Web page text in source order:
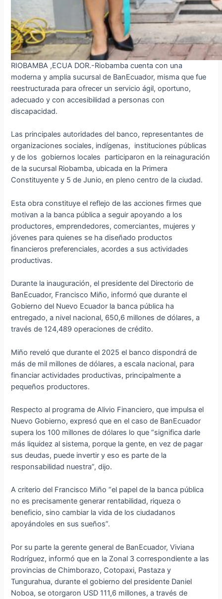
RIOBAMBA ,ECUA DOR.-Riobamba cuenta con una
moderna y amplia sucursal de BanEcuador, misma que fue
reestructurada para ofrecer un servicio ágil, oportuno,
adecuado y con accesibilidad a personas con
discapacidad.
Las principales autoridades del banco, representantes de
organizaciones sociales, indígenas, instituciones públicas
y de los gobiernos locales participaron en la reinaguración
de la sucursal Riobamba, ubicada en la Primera
Constituyente y 5 de Junio, en pleno centro de la ciudad.
Esta obra constituye el reflejo de las acciones firmes que
motivan a la banca pública a seguir apoyando a los
productores, emprendedores, comerciantes, mujeres y
jóvenes para quienes se ha diseñado productos
financieros preferenciales, acordes a sus actividades
productivas.
Durante la inauguración, el presidente del Directorio de
BanEcuador, Francisco Miño, informó que durante el
Gobierno del Nuevo Ecuador la banca pública ha
entregado, a nivel nacional, 650,6 millones de dólares, a
través de 124,489 operaciones de crédito.
Miño reveló que durante el 2025 el banco dispondrá de
más de mil millones de dólares, a escala nacional, para
financiar actividades productivas, principalmente a
pequeños productores.
Respecto al programa de Alivio Financiero, que impulsa el
Nuevo Gobierno, expresó que en el caso de BanEcuador
supera los 100 millones de dólares lo que “significa darle
más liquidez al sistema, porque la gente, en vez de pagar
sus deudas, puede invertir y eso es parte de la
responsabilidad nuestra”, dijo.
A criterio del Francisco Miño “el papel de la banca pública
no es precisamente generar rentabilidad, riqueza o
beneficio, sino cambiar la vida de los ciudadanos
apoyándoles en sus sueños”.
Por su parte la gerente general de BanEcuador, Viviana
Rodríguez, informó que en la Zonal 3 correspondiente a las
provincias de Chimborazo, Cotopaxi, Pastaza y
Tungurahua, durante el gobierno del presidente Daniel
Noboa, se otorgaron USD 111,6 millones, a través de